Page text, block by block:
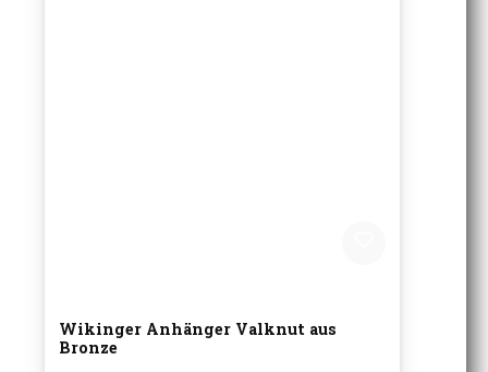
Wikinger Anhänger Valknut aus
Bronze